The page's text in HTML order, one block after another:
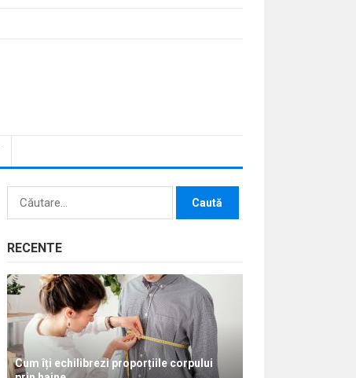
Caută
RECENTE
Cum îți echilibrezi proporțiile corpului